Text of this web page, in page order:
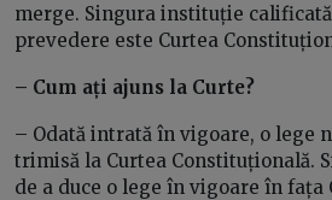
merge. Singura instituție calificată
prevedere este Curtea
– Cum ați ajuns la Curte?
– Odată intrată în vigoare, o lege
trimisă la Curtea Constituțională.
de a duce o lege în vigoare în